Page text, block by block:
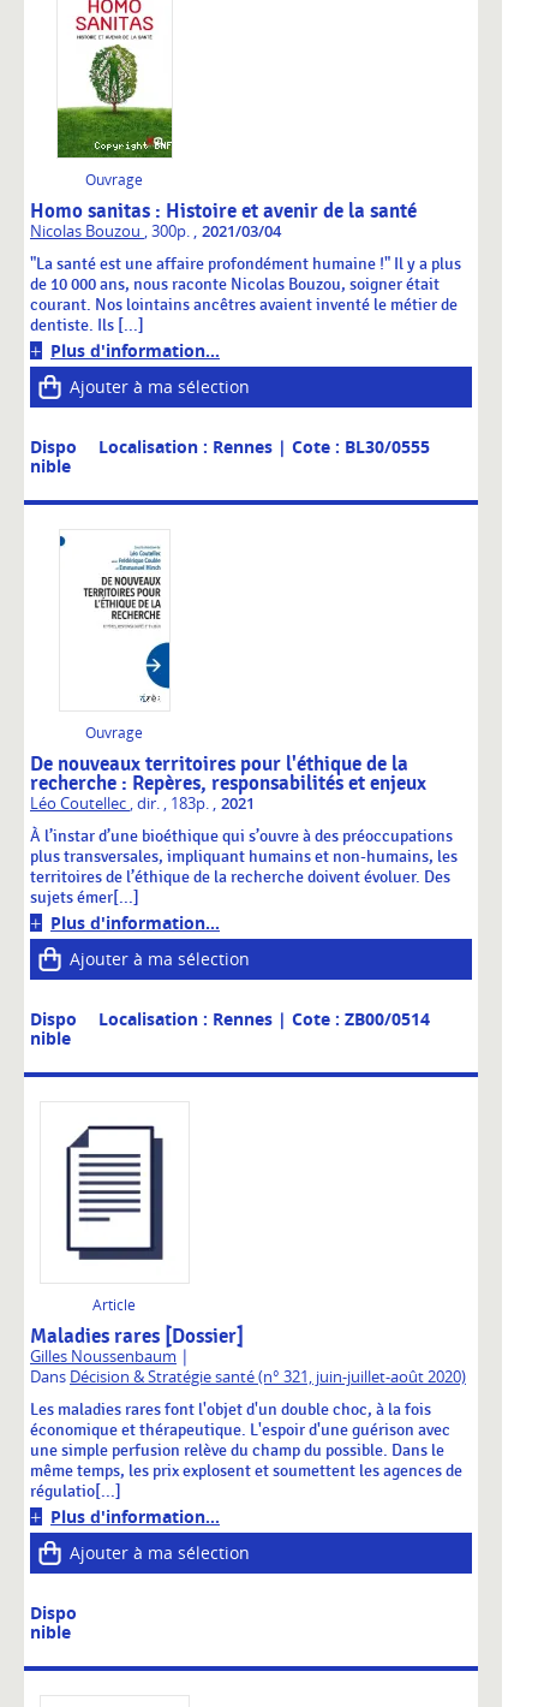
Ouvrage
Homo sanitas : Histoire et avenir de la santé
Nicolas Bouzou , 300p. , 2021/03/04
"La santé est une affaire profondément humaine !" Il y a plus
de 10 000 ans, nous raconte Nicolas Bouzou, soigner était
courant. Nos lointains ancêtres avaient inventé le métier de
dentiste. Ils [...]
Plus d'information...
Ajouter à ma sélection
Dispo
nible
Localisation : Rennes | Cote : BL30/0555
Ouvrage
De nouveaux territoires pour l'éthique de la
recherche : Repères, responsabilités et enjeux
Léo Coutellec, dir., 183p. , 2021
À l’instar d’une bioéthique qui s’ouvre à des préoccupations
plus transversales, impliquant humains et non-humains, les
territoires de l’éthique de la recherche doivent évoluer. Des
sujets émer[...]
Plus d'information...
Ajouter à ma sélection
Dispo
nible
Localisation : Rennes | Cote : ZB00/0514
Article
Maladies rares [Dossier]
Gilles Noussenbaum |
Dans Décision & Stratégie santé (n° 321, juin-juillet-août 2020)
Les maladies rares font l'objet d'un double choc, à la fois
économique et thérapeutique. L'espoir d'une guérison avec
une simple perfusion relève du champ du possible. Dans le
même temps, les prix explosent et soumettent les agences de
régulatio[...]
Plus d'information...
Ajouter à ma sélection
Dispo
nible